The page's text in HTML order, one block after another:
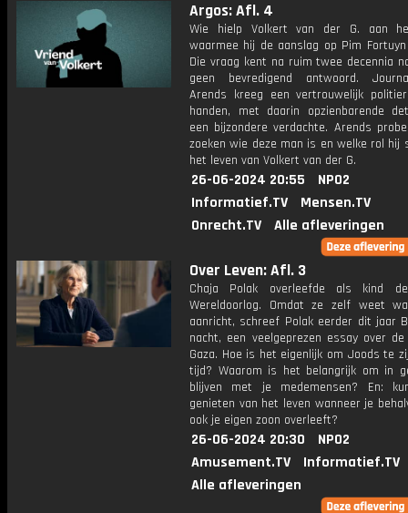
Argos: Afl. 4
Wie hielp Volkert van der G. aan
waarmee hij de aanslag op Pim
Die vraag kent na ruim twee decennia
geen bevredigend antwoord.
Arends kreeg een vertrouwelijk
handen, met daarin opzienbarende
een bijzondere verdachte. Arends
zoeken wie deze man is en welke rol hij
het leven van Volkert van der G.
26-06-2024 20:55
NPO2
Informatief.TV
Mensen.TV
Onrecht.TV
Alle afleveringen
Over Leven: Afl. 3
Chaja Polak overleefde als kind
Wereldoorlog. Omdat ze zelf weet
aanricht, schreef Polak eerder dit jaar
nacht, een veelgeprezen essay over
Gaza. Hoe is het eigenlijk om Joods te
tijd? Waarom is het belangrijk om in
blijven met je medemensen? En:
genieten van het leven wanneer je
ook je eigen zoon overleeft?
26-06-2024 20:30
NPO2
Amusement.TV
Informatief.TV
Alle afleveringen